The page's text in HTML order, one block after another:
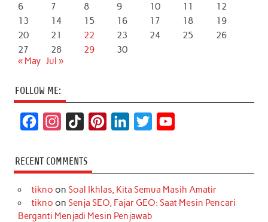
6
7 8 9 10 11
12
13
14 15 16 17 18
19
20
21 22 23 24 25
26
27
28 29
30
« May Jul »
FOLLOW ME:
c
e
b
s
t
a
k
T
o
k
t
e
r
k
e
d
t
t
T
u
RECENT COMMENTS
tikno on Soal Ikhlas, Kita Semua Masih Amatir
tikno on Senja SEO, Fajar GEO: Saat Mesin Pencari
Berganti Menjadi Mesin Penjawab